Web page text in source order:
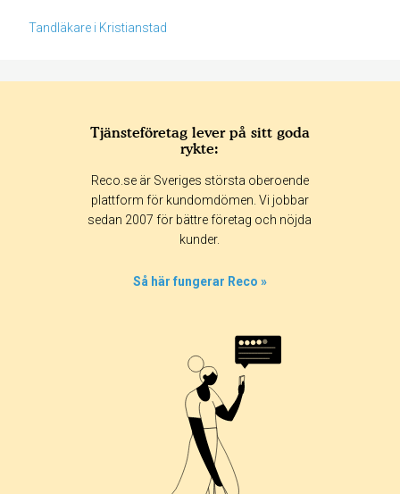
Tandläkare i Kristianstad
365 dagar 90 dagar
30 dagar
Tjänsteföretag lever på sitt goda
rykte:
Reco.se är Sveriges största oberoende
plattform för kundomdömen. Vi jobbar
sedan 2007 för bättre företag och nöjda
kunder.
Så här fungerar Reco »